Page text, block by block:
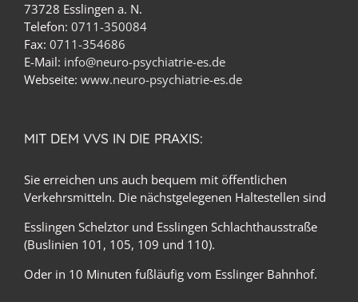
73728 Esslingen a. N.
Telefon: 0711-350084
Fax: 0711-354686
E-Mail: info@neuro-psychiatrie-es.de
Webseite: www.neuro-psychiatrie-es.de
MIT DEM VVS IN DIE PRAXIS:
Sie erreichen uns auch bequem mit öffentlichen
Verkehrsmitteln. Die nächstgelegenen Haltestellen sind
Esslingen Schelztor und Esslingen Schlachthausstraße
(Buslinien 101, 105, 109 und 110).
Oder in 10 Minuten fußläufig vom Esslinger Bahnhof.